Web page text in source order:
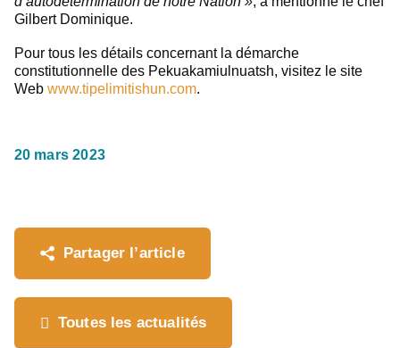
Où souhaitez-vous
Gilbert Dominique.
Pour tous les détails concernant la démarche
constitutionnelle des Pekuakamiulnuatsh, visitez le site
Web www.tipelimitishun.com.
20 mars 2023
Partager l’article
Toutes les actualités